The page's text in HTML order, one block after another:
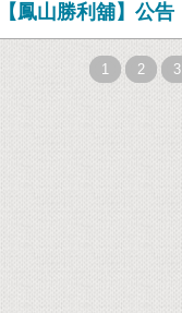
【鳳山勝利舖】公告
1 2 3